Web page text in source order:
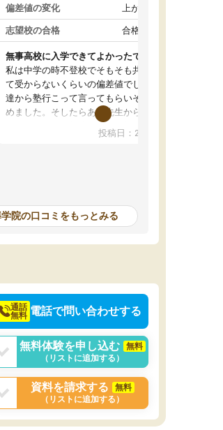
偏差値の変化 上がった
志望校の合格 合格した
無事高校に入学できてよかったです。
私は中学の時不登校でそもそも共学の高校なん
て受からないくらいの偏差値でした。ある日友
達から塾行こって言ってもらいそこから通い始
めました。そしたらある先生から学ぶ楽しさを
教えていただき勉強などして無かったのに自主
室で勉強するくらいハマりました。私の担当の
投稿日：2026年07月01日
院の口コミをもっとみる
通話
無料 電話で問い合わせする
無料体験を申し込む
無料
（リストに追加する）
資料を請求する
無料
（リストに追加する）